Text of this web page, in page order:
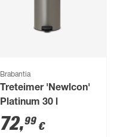
Brabantia
Treteimer 'Newlcon'
Platinum 30 l
72,99 €